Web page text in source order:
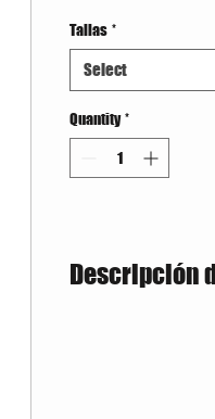
Tallas *
Select
Quantity *
Descripción
180 gramos / 100%